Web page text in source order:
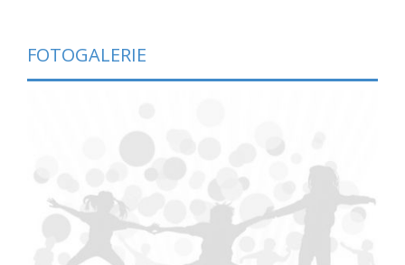
FOTOGALERIE